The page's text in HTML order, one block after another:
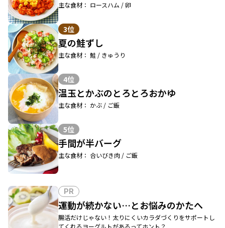
主な食材： ロースハム / 卵
3位
夏の鮭ずし
主な食材： 鮭 / きゅうり
4位
温玉とかぶのとろとろおかゆ
主な食材： かぶ / ご飯
5位
手間が半バーグ
主な食材： 合いびき肉 / ご飯
PR
運動が続かない…とお悩みのかたへ
腸活だけじゃない！太りにくいカラダづくりをサポートし